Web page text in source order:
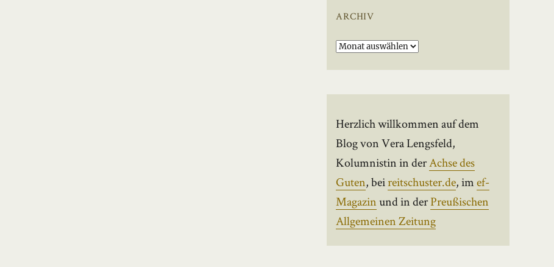
ARCHIV
Archiv
Herzlich willkommen auf dem
Blog von Vera Lengsfeld,
Kolumnistin in derAchse des
Guten, beireitschuster.de, imef-
Magazinund in derPreußischen
Allgemeinen Zeitung